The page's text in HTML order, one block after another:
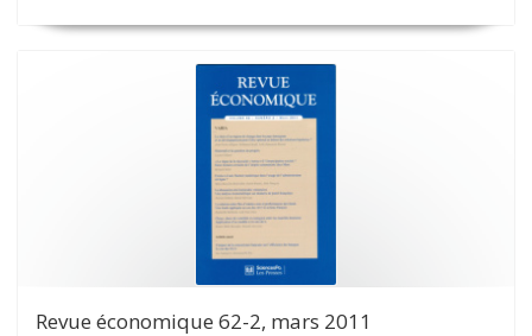
Revue économique 62-2, mars 2011